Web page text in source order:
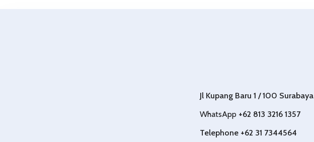
Jl Kupang Baru 1 / 100 Surabaya
WhatsApp +62 813 3216 1357
Telephone +62 31 7344564